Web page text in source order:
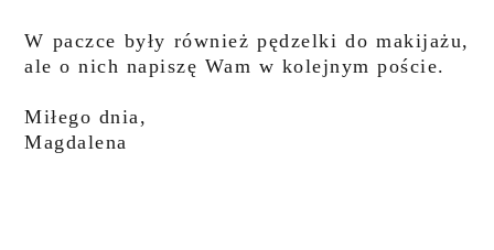
W paczce były również pędzelki do makijażu,
ale o nich napiszę Wam w kolejnym poście.
Miłego dnia,
Magdalena